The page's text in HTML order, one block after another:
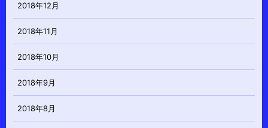
2018年12月
2018年11月
2018年10月
2018年9月
2018年8月